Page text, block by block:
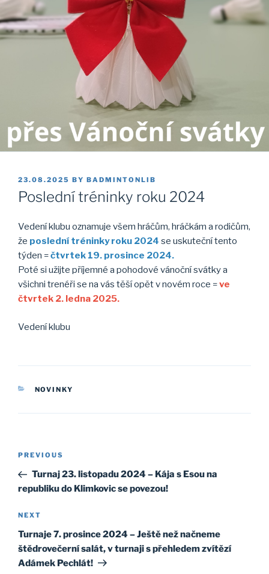
POSTED
ON
23.08.2025 BY BADMINTONLIB
Poslední tréninky roku 2024
Vedení klubu oznamuje všem hráčům, hráčkám a rodičům,
že poslední tréninky roku 2024 se uskuteční tento
týden =čtvrtek 19. prosince 2024.
Poté si užijte příjemné a pohodové vánoční svátky a
všichni trenéři se na vás těší opět v novém roce =ve
čtvrtek 2. ledna 2025.
Vedení klubu
CATEGORIES
NOVINKY
Post
Previous
Post
PREVIOUS
Turnaj 23. listopadu 2024 – Kája s Esou na
republiku do Klimkovic se povezou!
Next
Post
NEXT
Turnaje 7. prosince 2024 – Ještě než načneme
štědrovečerní salát, v turnaji s přehledem zvítězí
Adámek Pechlát!